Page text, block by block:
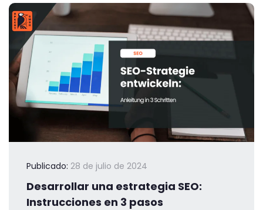
Publicado: 28 de julio de 2024
Desarrollar una estrategia SEO:
Instrucciones en 3 pasos